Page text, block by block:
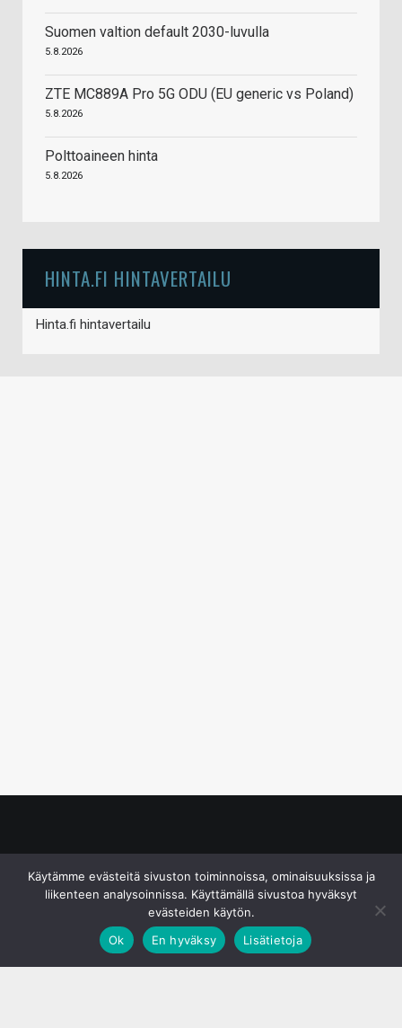
Suomen valtion default 2030-luvulla
5.8.2026
ZTE MC889A Pro 5G ODU (EU generic vs Poland)
5.8.2026
Polttoaineen hinta
5.8.2026
HINTA.FI HINTAVERTAILU
Hinta.fi hintavertailu
Käytämme evästeitä sivuston toiminnoissa, ominaisuuksissa ja
liikenteen analysoinnissa. Käyttämällä sivustoa hyväksyt
evästeiden käytön.
Ok
En hyväksy Lisätietoja